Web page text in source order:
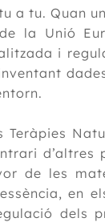
a tu. Quan
la Unió
i
d’altres
de les
en
dels